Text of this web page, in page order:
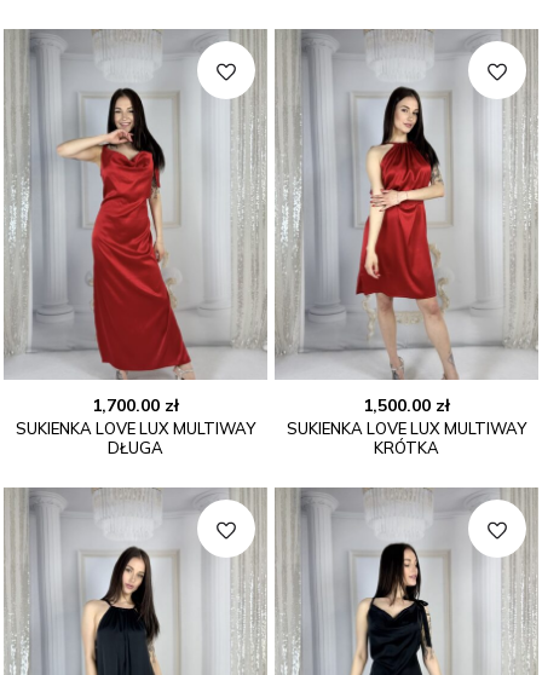
1,700.00 zł
SUKIENKA LOVE LUX MULTIWAY
DŁUGA
1,500.00 zł
SUKIENKA LOVE LUX MULTIWAY
KRÓTKA